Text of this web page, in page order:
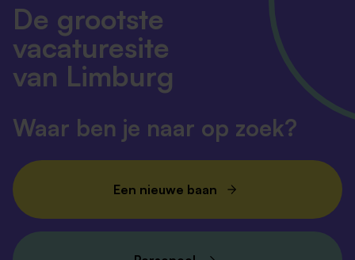
De grootste
vacaturesite
van Limburg
Waar ben je naar op zoek?
Een nieuwe baan